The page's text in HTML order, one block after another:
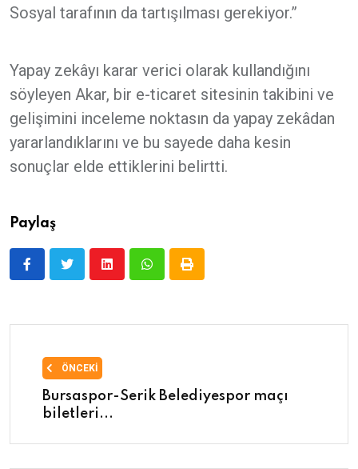
Sosyal tarafının da tartışılması gerekiyor.”
Yapay zekâyı karar verici olarak kullandığını
söyleyen Akar, bir e-ticaret sitesinin takibini ve
gelişimini inceleme noktasın da yapay zekâdan
yararlandıklarını ve bu sayede daha kesin
sonuçlar elde ettiklerini belirtti.
Paylaş
ÖNCEKI
Bursaspor-Serik Belediyespor maçı
biletleri...